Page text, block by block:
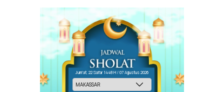
Jum'at, 22 Safar 1448 H / 07 Agustus 2026